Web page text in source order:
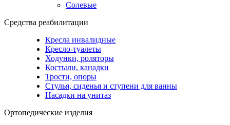
Солевые
Средства реабилитации
Кресла инвалидные
Кресло-туалеты
Ходунки, роляторы
Костыли, канадки
Трости, опоры
Стулья, сиденья и ступени для ванны
Насадки на унитаз
Ортопедические изделия